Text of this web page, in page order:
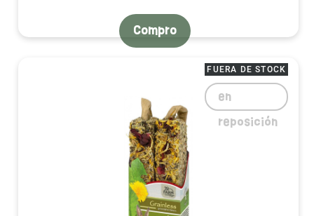
Compro
FUERA DE STOCK
en
reposición